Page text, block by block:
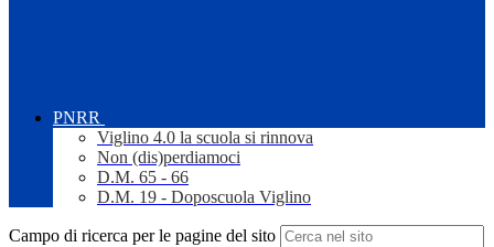
PNRR
Viglino 4.0 la scuola si rinnova
Non (dis)perdiamoci
D.M. 65 - 66
D.M. 19 - Doposcuola Viglino
Campo di ricerca per le pagine del sito